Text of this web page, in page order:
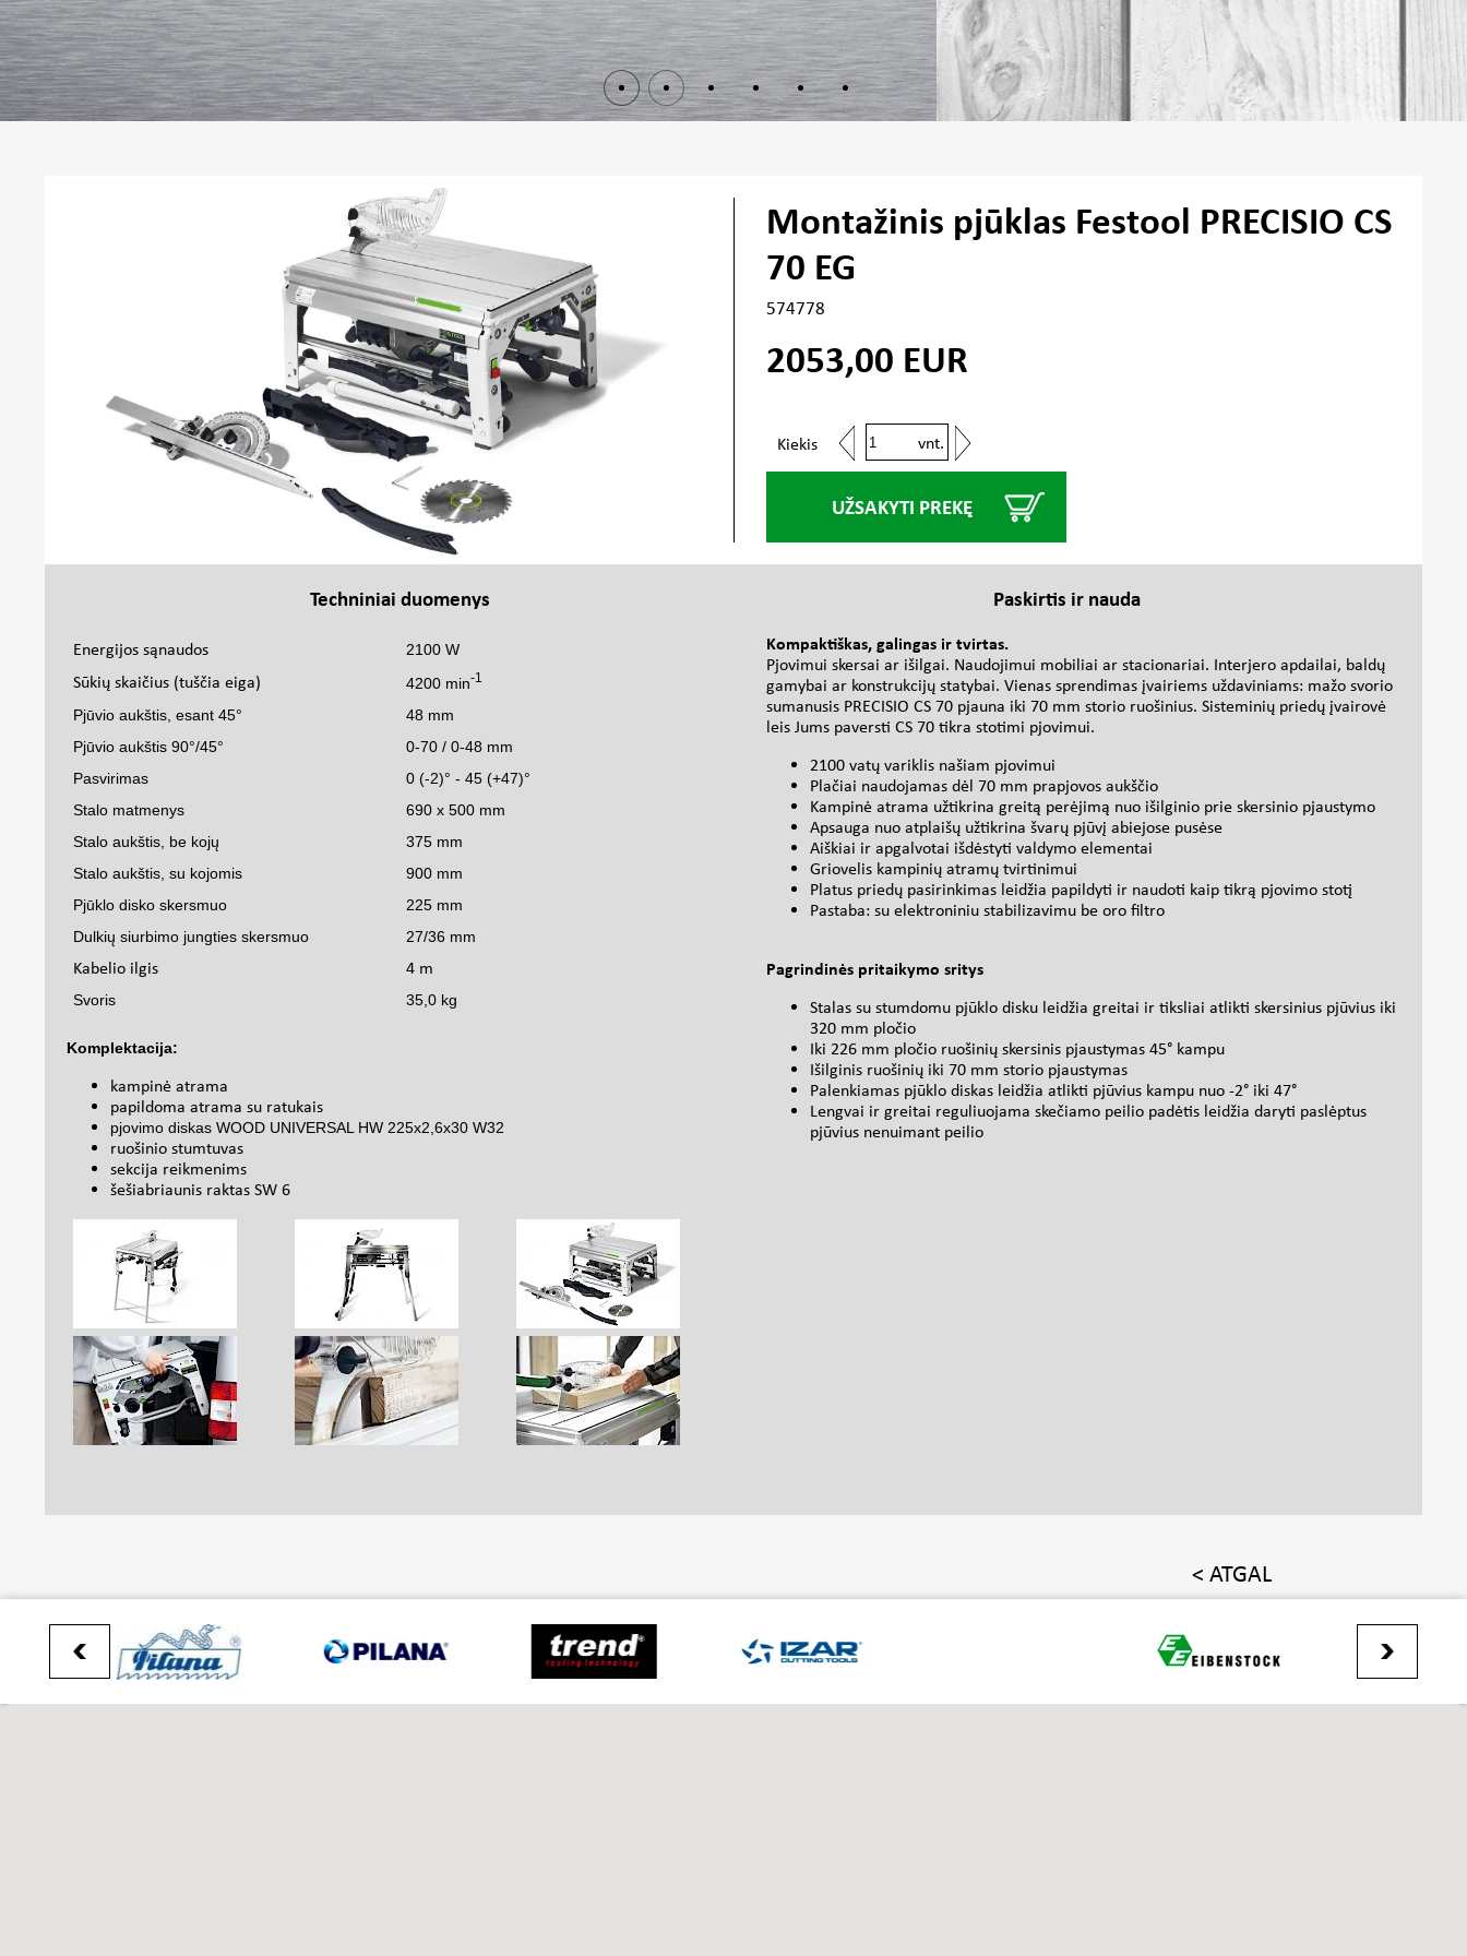
Montažinis pjūklas Festool PRECISIO CS
70 EG
574778
2053,00 EUR
Kiekis vnt.
UŽSAKYTI PREKĘ
Techniniai duomenys
Energijos sąnaudos 2100 W
Sūkių skaičius (tuščia eiga) 4200 min-1
Pjūvio aukštis, esant 45°
48 mm
Pjūvio aukštis 90°/45°
0-70 / 0-48 mm
Pasvirimas
0 (-2)° - 45 (+47)°
Stalo matmenys
690 x 500 mm
Stalo aukštis, be kojų
375 mm
Stalo aukštis, su kojomis
900 mm
Pjūklo disko skersmuo
225 mm
Dulkių siurbimo jungties skersmuo
27/36 mm
Kabelio ilgis 4 m
Svoris 35,0 kg
Komplektacija:
kampinė atrama
papildoma atrama su ratukais
pjovimo diskas WOOD UNIVERSAL HW 225x2,6x30 W32
ruošinio stumtuvas
sekcija reikmenims
šešiabriaunis raktas SW 6
Paskirtis ir nauda
Kompaktiškas, galingas ir tvirtas.
Pjovimui skersai ar išilgai. Naudojimui mobiliai ar stacionariai. Interjero apdailai, baldų
gamybai ar konstrukcijų statybai. Vienas sprendimas įvairiems uždaviniams: mažo svorio
sumanusis PRECISIO CS 70 pjauna iki 70 mm storio ruošinius. Sisteminių priedų įvairovė
leis Jums paversti CS 70 tikra stotimi pjovimui.
2100 vatų variklis našiam pjovimui
Plačiai naudojamas dėl 70 mm prapjovos aukščio
Kampinė atrama užtikrina greitą perėjimą nuo išilginio prie skersinio pjaustymo
Apsauga nuo atplaišų užtikrina švarų pjūvį abiejose pusėse
Aiškiai ir apgalvotai išdėstyti valdymo elementai
Griovelis kampinių atramų tvirtinimui
Platus priedų pasirinkimas leidžia papildyti ir naudoti kaip tikrą pjovimo stotį
Pastaba: su elektroniniu stabilizavimu be oro filtro
Pagrindinės pritaikymo sritys
Stalas su stumdomu pjūklo disku leidžia greitai ir tiksliai atlikti skersinius pjūvius iki
320 mm pločio
Iki 226 mm pločio ruošinių skersinis pjaustymas 45° kampu
Išilginis ruošinių iki 70 mm storio pjaustymas
Palenkiamas pjūklo diskas leidžia atlikti pjūvius kampu nuo -2° iki 47°
Lengvai ir greitai reguliuojama skečiamo peilio padėtis leidžia daryti paslėptus
pjūvius nenuimant peilio
< ATGAL